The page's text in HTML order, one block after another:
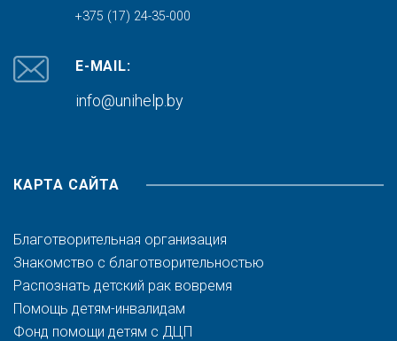
+375 (17) 24-35-000
E-MAIL:
info@unihelp.by
КАРТА САЙТА
Благотворительная организация
Знакомство с благотворительностью
Распознать детский рак вовремя
Помощь детям-инвалидам
Фонд помощи детям с ДЦП